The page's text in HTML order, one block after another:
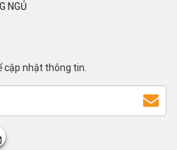
NGỦ
cập nhật thông tin.